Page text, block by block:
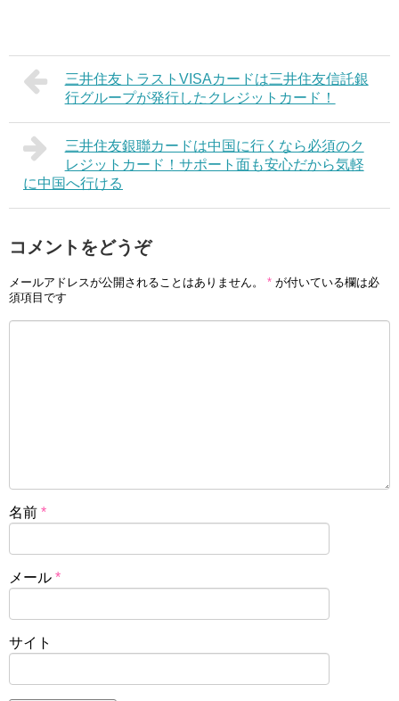
三井住友トラストVISAカードは三井住友信託銀
行グループが発行したクレジットカード！
三井住友銀聯カードは中国に行くなら必須のク
レジットカード！サポート面も安心だから気軽
に中国へ行ける
コメントをどうぞ
メールアドレスが公開されることはありません。 * が付いている欄は必
須項目です
名前 *
メール *
サイト